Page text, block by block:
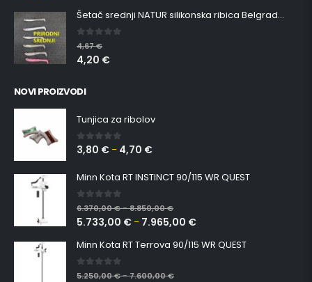
Šetač srednji NATUR silikonska ribica Belgrade Walker
0 out of 5
4,67€
4,20 €
NOVI PROIZVODI
Tunjica za ribolov
0 out of 5
3,80 € – 4,70 €
Minn Kota RT INSTINCT 90/115 WR QUEST
0 out of 5
6.370,00€–8.850,00€
5.733,00 € – 7.965,00 €
Minn Kota RT Terrova 90/115 WR QUEST
0 out of 5
5.250,00€–7.600,00€